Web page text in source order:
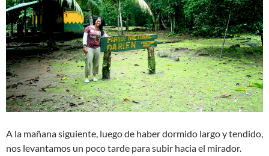
A la mañana siguiente, luego de haber dormido largo y tendido,
nos levantamos un poco tarde para subir hacia el mirador.